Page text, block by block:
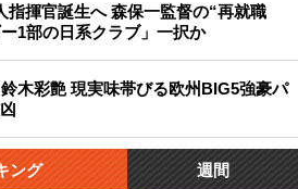
指揮官誕生へ 森保一監督の“再就職
1部の日系クラブ」一択か
木彩艶 現実味帯びる欧州BIG5強豪パ
ング 週間